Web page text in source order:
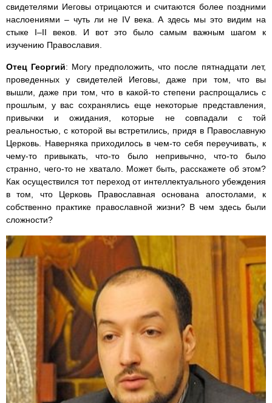
свидетелями Иеговы отрицаются и считаются более поздними
наслоениями – чуть ли не IV века. А здесь мы это видим на
стыке I–II веков. И вот это было самым важным шагом к
изучению Православия.
Отец Георгий: Могу предположить, что после пятнадцати лет,
проведенных у свидетелей Иеговы, даже при том, что вы
вышли, даже при том, что в какой-то степени распрощались с
прошлым, у вас сохранялись еще некоторые представления,
привычки и ожидания, которые не совпадали с той
реальностью, с которой вы встретились, придя в Православную
Церковь. Наверняка приходилось в чем-то себя переучивать, к
чему-то привыкать, что-то было непривычно, что-то было
странно, чего-то не хватало. Может быть, расскажете об этом?
Как осуществился тот переход от интеллектуального убеждения
в том, что Церковь Православная основана апостолами, к
собственно практике православной жизни? В чем здесь были
сложности?